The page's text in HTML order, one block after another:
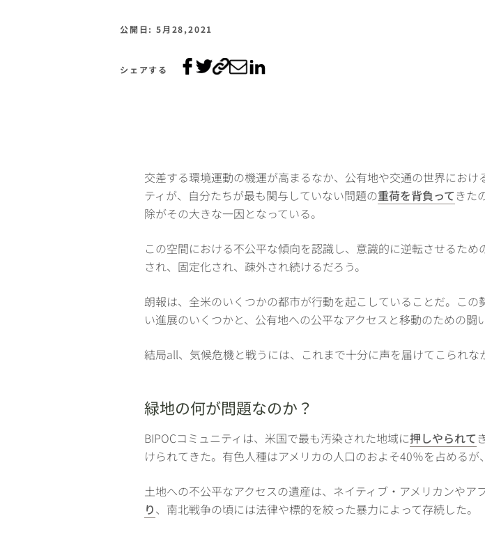
公開日: 5月28,2021
シェアする
交差する環境運動の機運が高まるなか、公有地や交通の世界にお
ティが、自分たちが最も関与していない問題の重荷を背負って きた
除がその大きな一因となっている。
この空間における不公平な傾向を認識し、意識的に逆転させるた
され、固定化され、疎外され続けるだろう。
朗報は、全米のいくつかの都市が行動を起こしていることだ。こ
い進展のいくつかと、公有地への公平なアクセスと移動のための闘
結局all、気候危機と戦うには、これまで十分に声を届けてこられな
緑地の何が問題なのか？
BIPOCコミュニティは、米国で最も汚染された地域に押しやられて
けられてきた。有色人種はアメリカの人口のおよそ40％を占めるが
土地への不公平なアクセスの遺産は、ネイティブ・アメリカンや
り、南北戦争の頃には法律や標的を絞った暴力によって存続した。